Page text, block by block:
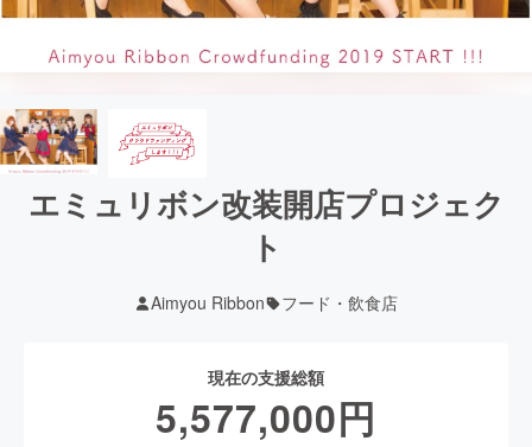
エミュリボン改装開店プロジェク
ト
Aimyou Ribbon フード・飲食店
現在の支援総額
5,577,000円